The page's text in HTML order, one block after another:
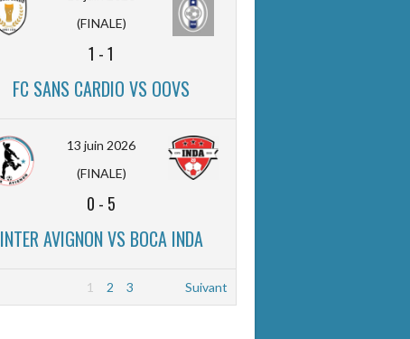
(FINALE)
1 -1
FC SANS CARDIO VS OOVS
13 juin 2026
(FINALE)
0 - 5
INTER AVIGNON VS BOCA INDA
1 2 3 Suivant